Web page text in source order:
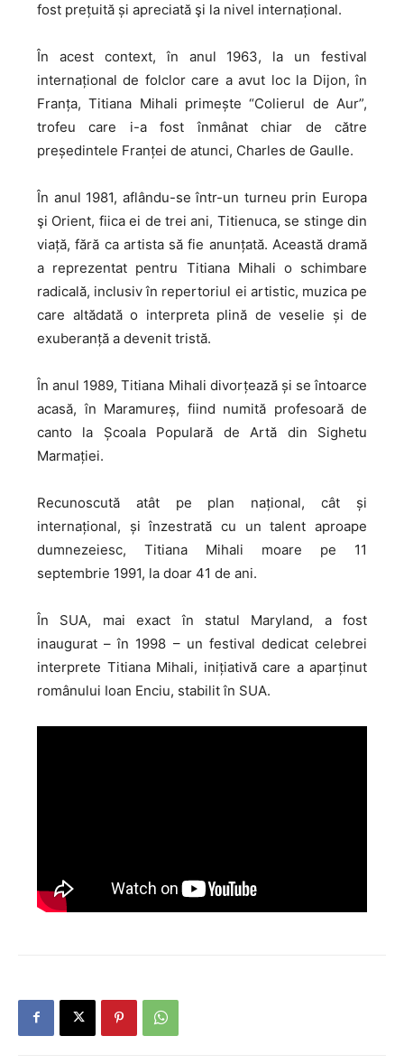
fost prețuită și apreciată şi la nivel internațional.
În acest context, în anul 1963, la un festival
internațional de folclor care a avut loc la Dijon, în
Franța, Titiana Mihali primește “Colierul de Aur”,
trofeu care i-a fost înmânat chiar de către
președintele Franței de atunci, Charles de Gaulle.
În anul 1981, aflându-se într-un turneu prin Europa
şi Orient, fiica ei de trei ani, Titienuca, se stinge din
viață, fără ca artista să fie anunțată. Această dramă
a reprezentat pentru Titiana Mihali o schimbare
radicală, inclusiv în repertoriul ei artistic, muzica pe
care altădată o interpreta plină de veselie și de
exuberanță a devenit tristă.
În anul 1989, Titiana Mihali divorțează și se întoarce
acasă, în Maramureș, fiind numită profesoară de
canto la Școala Populară de Artă din Sighetu
Marmației.
Recunoscută atât pe plan național, cât și
internațional, și înzestrată cu un talent aproape
dumnezeiesc, Titiana Mihali moare pe 11
septembrie 1991, la doar 41 de ani.
În SUA, mai exact în statul Maryland, a fost
inaugurat – în 1998 – un festival dedicat celebrei
interprete Titiana Mihali, inițiativă care a aparținut
românului Ioan Enciu, stabilit în SUA.